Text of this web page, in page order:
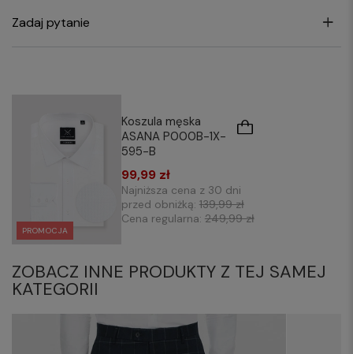
Zadaj pytanie
PROMOCJA
Koszula męska
ASANA P000B-1X-
595-B
99,99 zł
Najniższa cena z 30 dni
przed obniżką: 139,99 zł
Cena regularna: 249,99 zł
ZOBACZ INNE PRODUKTY Z TEJ SAMEJ
KATEGORII